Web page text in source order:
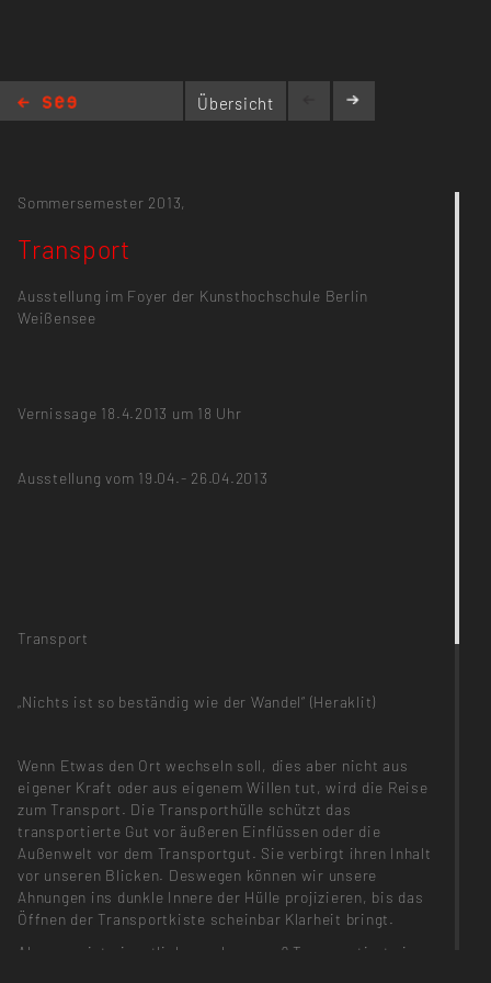
Übersicht
Sommersemester 2013,
Transport
Ausstellung im Foyer der Kunsthochschule Berlin
Weißensee
Vernissage 18.4.2013 um 18 Uhr
Ausstellung vom 19.04.- 26.04.2013
Transport
„Nichts ist so beständig wie der Wandel“ (Heraklit)
Wenn Etwas den Ort wechseln soll, dies aber nicht aus
eigener Kraft oder aus eigenem Willen tut, wird die Reise
zum Transport. Die Transporthülle schützt das
transportierte Gut vor äußeren Einflüssen oder die
Außenwelt vor dem Transportgut. Sie verbirgt ihren Inhalt
vor unseren Blicken. Deswegen können wir unsere
Ahnungen ins dunkle Innere der Hülle projizieren, bis das
Öffnen der Transportkiste scheinbar Klarheit bringt.
Aber was ist eigentlich angekommen? Transportiert ein